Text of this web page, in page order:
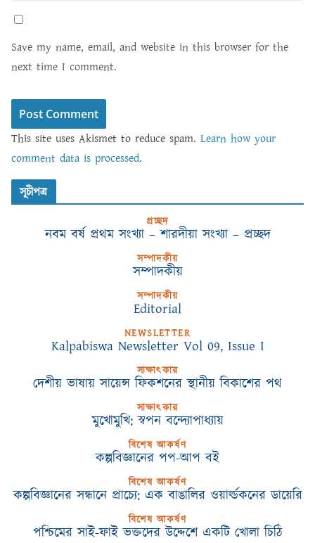
Save my name, email, and website in this browser for the
next time I comment.
This site uses Akismet to reduce spam. Learn how your
comment data is processed.
সূচীপত্র
প্রচ্ছদ
নবম বর্ষ প্রথম সংখ্যা – শারদীয়া সংখ্যা – প্রচ্ছদ
সম্পাদকীয়
সম্পাদকীয়
সম্পাদকীয়
Editorial
NEWSLETTER
Kalpabiswa Newsletter Vol 09, Issue I
সাক্ষাৎকার
দেশীয় ভাষায় সায়েন্স ফিকশনের স্থানীয় বিকাশের পথ
সাক্ষাৎকার
মুখোমুখি: স্বপন বন্দ্যোপাধ্যায়
বিশেষ আকর্ষণ
কল্পবিজ্ঞানের পপ-আপ বই
বিশেষ আকর্ষণ
কল্পবিজ্ঞানের সন্ধানে প্রাচ্যে: এক বাঙালির ওয়ার্ল্ডকনের ডায়েরি
বিশেষ আকর্ষণ
পশ্চিমের সাই-ফাই ভক্তদের উদ্দেশে একটি খোলা চিঠি